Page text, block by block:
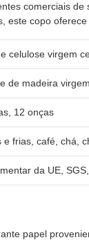
comerciais
este copo
celulose virgem
de madeira
12 onças
e frias, café, chá,
da UE,
papel